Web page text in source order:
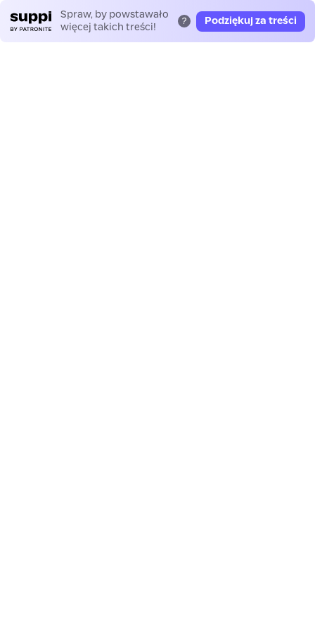
Spraw, by powstawało
więcej takich treści!
? Podziękuj za treści